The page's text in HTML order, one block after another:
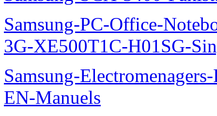
Samsung-PC-Office-
3G-XE500T1C-H01SG-
Samsung-
EN-Manuels